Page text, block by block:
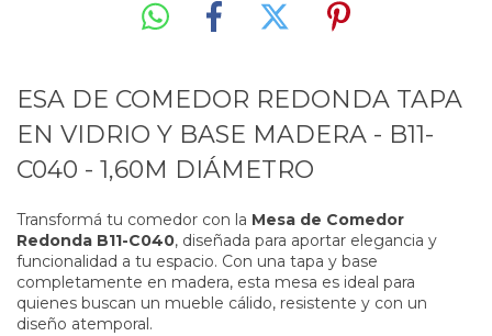
ESA DE COMEDOR REDONDA TAPA
EN VIDRIO Y BASE MADERA - B11-
C040 - 1,60M DIÁMETRO
Transformá tu comedor con la Mesa de Comedor
Redonda B11-C040, diseñada para aportar elegancia y
funcionalidad a tu espacio. Con una tapa y base
completamente en madera, esta mesa es ideal para
quienes buscan un mueble cálido, resistente y con un
diseño atemporal.